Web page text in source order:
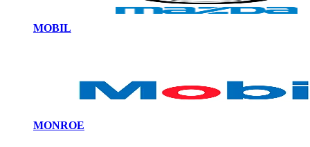
MOBIL
MONROE